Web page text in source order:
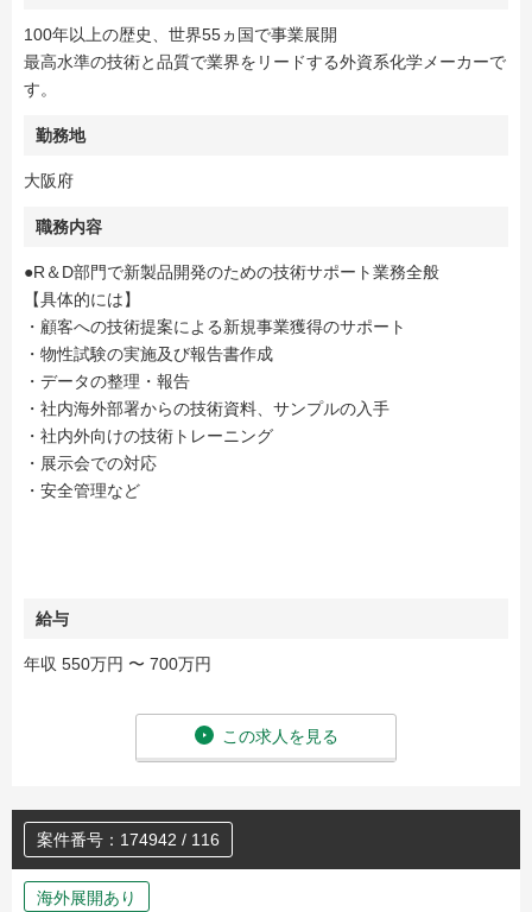
100年以上の歴史、世界55ヵ国で事業展開
最高水準の技術と品質で業界をリードする外資系化学メーカーで
す。
勤務地
大阪府
職務内容
●R＆D部門で新製品開発のための技術サポート業務全般
【具体的には】
・顧客への技術提案による新規事業獲得のサポート
・物性試験の実施及び報告書作成
・データの整理・報告
・社内海外部署からの技術資料、サンプルの入手
・社内外向けの技術トレーニング
・展示会での対応
・安全管理など
給与
年収 550万円 〜 700万円
この求人を見る
案件番号：174942 / 116
海外展開あり